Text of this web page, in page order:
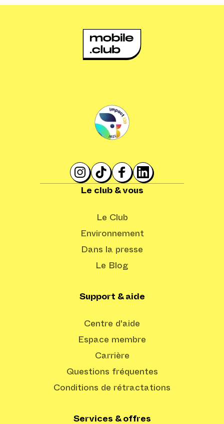
Le club & vous
Le Club
Environnement
Dans la presse
Le Blog
Support & aide
Centre d'aide
Espace membre
Carrière
Questions fréquentes
Conditions de rétractations
Services & offres